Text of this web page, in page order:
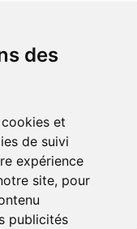
des
et
de suivi
expérience
site, pour
publicités
de paiement
/ Livraison
à la pharmacie en Click